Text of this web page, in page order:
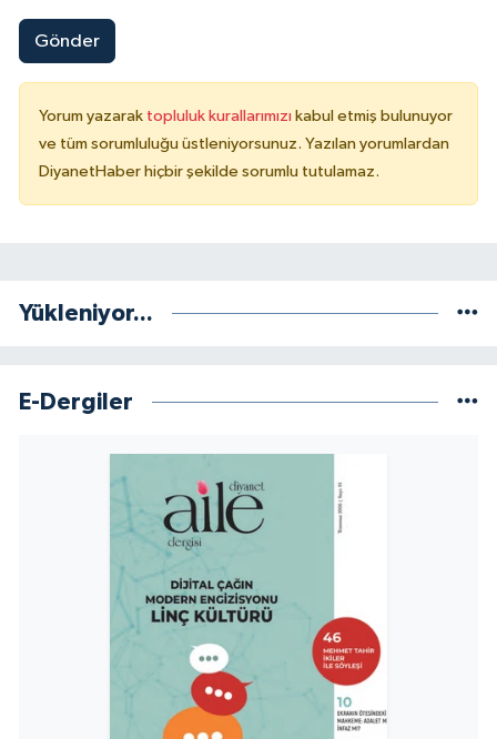
Gönder
Yorum yazarak topluluk kurallarımızı kabul etmiş bulunuyor
ve tüm sorumluluğu üstleniyorsunuz. Yazılan yorumlardan
DiyanetHaber hiçbir şekilde sorumlu tutulamaz.
Yükleniyor...
E-Dergiler
Osmaniye Müftülüğü
Rize Müftülüğü
Sakarya Müftülüğü
Samsun Müftülüğü
Sinop Müftülüğü
Şırnak Müftülüğü
Tekirdağ Müftülüğü
Tokat Müftülüğü
Trabzon Müftülüğü
Tunceli Müftülüğü